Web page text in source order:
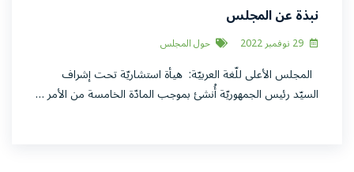
نبذة عن المجلس
حول المجلس
المجلس الأعلى للّغة العربيّة: هيأة استشاريّة تحت إشراف
السيّد رئيس الجمهوريّة أُنشئ بموجب المادّة الخامسة من الأمر …